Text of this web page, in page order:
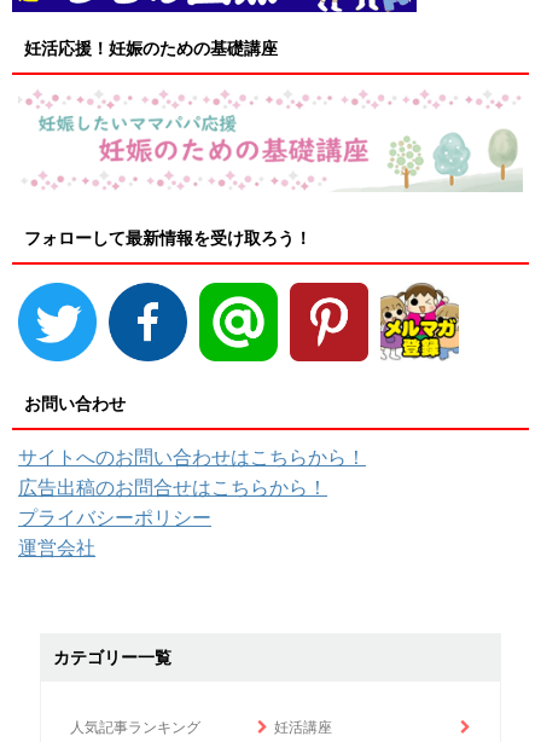
妊活応援！妊娠のための基礎講座
フォローして最新情報を受け取ろう！
お問い合わせ
サイトへのお問い合わせはこちらから！
広告出稿のお問合せはこちらから！
プライバシーポリシー
運営会社
カテゴリー一覧
人気記事ランキング 妊活講座